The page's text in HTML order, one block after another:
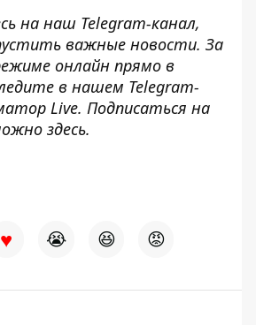
на наш Telegram-канал,
важные новости. За
онлайн прямо в
в нашем Telegram-
Live. Подписаться на
здесь.
♥ 😭 😆 😡